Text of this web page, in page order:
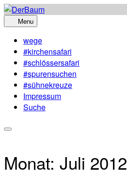
Skip
to
Menu
wege
#kirchensafari
#schlössersafari
#spurensuchen
#sühnekreuze
Impressum
Suche
Monat: Juli 2012